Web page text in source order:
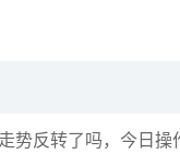
势反转了吗，今日操